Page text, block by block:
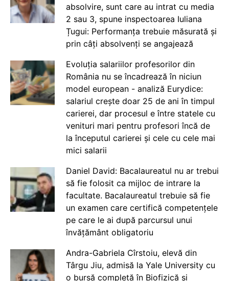
absolvire, sunt care au intrat cu media
2 sau 3, spune inspectoarea Iuliana
Țugui: Performanța trebuie măsurată și
prin câți absolvenți se angajează
Evoluția salariilor profesorilor din
România nu se încadrează în niciun
model european - analiză Eurydice:
salariul crește doar 25 de ani în timpul
carierei, dar procesul e între statele cu
venituri mari pentru profesori încă de
la începutul carierei și cele cu cele mai
mici salarii
Daniel David: Bacalaureatul nu ar trebui
să fie folosit ca mijloc de intrare la
facultate. Bacalaureatul trebuie să fie
un examen care certifică competențele
pe care le ai după parcursul unui
învățământ obligatoriu
Andra-Gabriela Cîrstoiu, elevă din
Târgu Jiu, admisă la Yale University cu
o bursă completă în Biofizică și